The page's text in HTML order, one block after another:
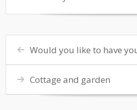
Would you like to have
Cottage and garden